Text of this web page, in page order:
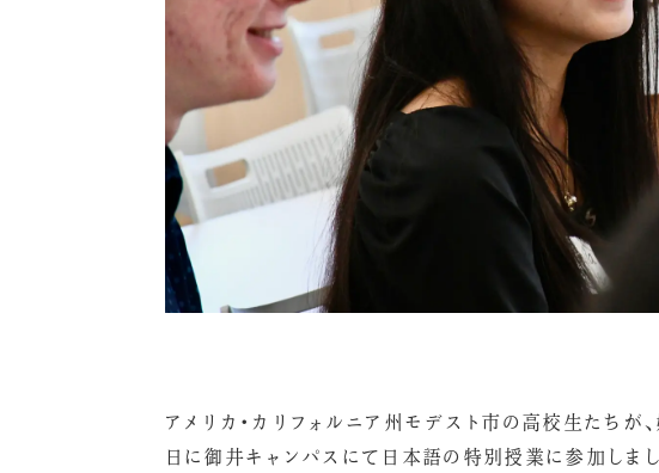
アメリカ・カリフォルニア州モデスト市の高校生たち
日に御井キャンパスにて日本語の特別授業に参加しまし